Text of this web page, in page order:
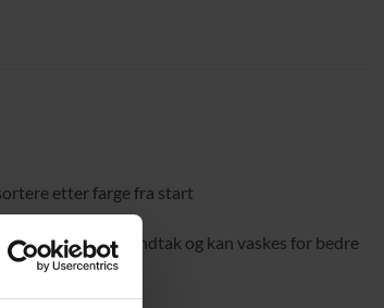
etter farge fra start
har 2 håndtak og kan vaskes for bedre